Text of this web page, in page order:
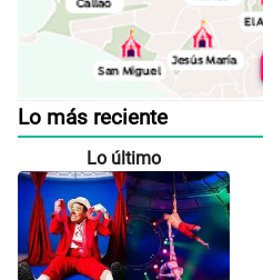
Lo más reciente
Lo último